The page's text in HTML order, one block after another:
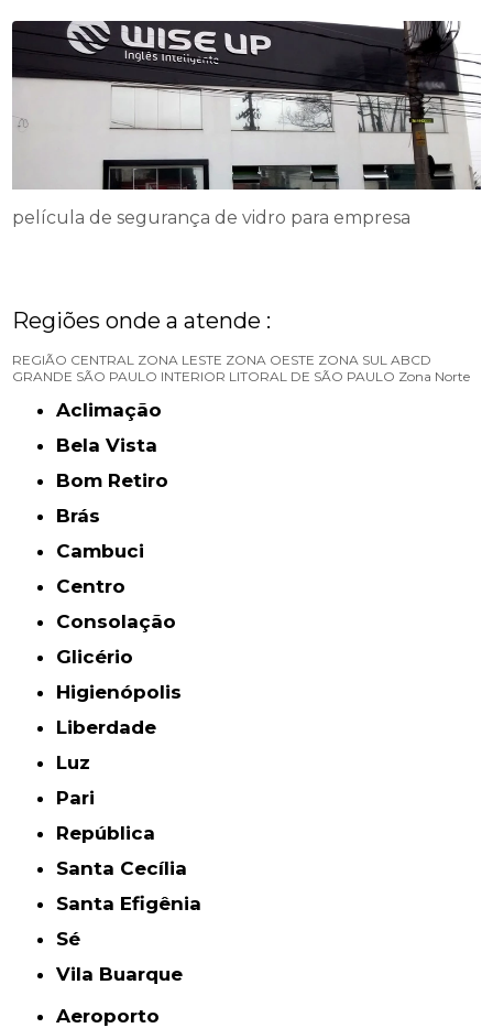
película de segurança de vidro para empresa
Regiões onde a atende :
REGIÃO CENTRAL ZONA LESTE ZONA OESTE ZONA SUL ABCD
GRANDE SÃO PAULO INTERIOR LITORAL DE SÃO PAULO Zona Norte
Aclimação
Bela Vista
Bom Retiro
Brás
Cambuci
Centro
Consolação
Glicério
Higienópolis
Liberdade
Luz
Pari
República
Santa Cecília
Santa Efigênia
Sé
Vila Buarque
Aeroporto